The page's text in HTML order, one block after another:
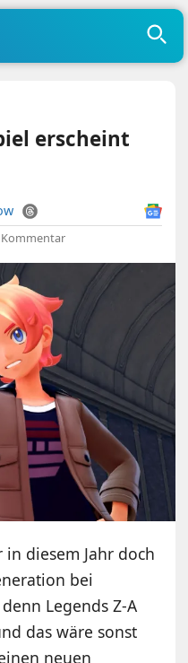
erscheint
Kommentar
in diesem Jahr doch
bei
Legends Z-A
das wäre sonst
neuen